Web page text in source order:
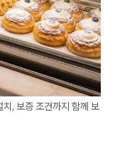
, 보증 조건까지 함께 보